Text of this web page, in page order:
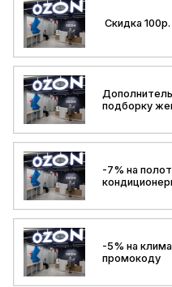
Скидка
подборку
-7% на
-5% на
промокоду